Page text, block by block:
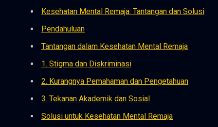
Kesehatan Mental Remaja: Tantangan dan Solusi
Pendahuluan
Tantangan dalam Kesehatan Mental Remaja
1. Stigma dan Diskriminasi
2. Kurangnya Pemahaman dan Pengetahuan
3. Tekanan Akademik dan Sosial
Solusi untuk Kesehatan Mental Remaja